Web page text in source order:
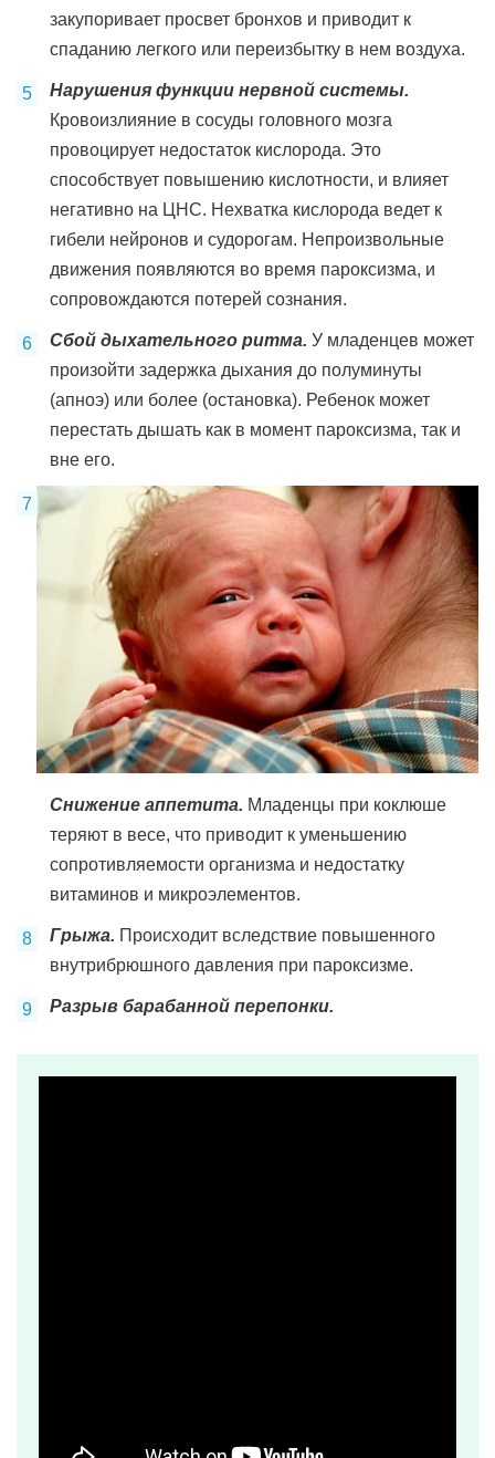
закупоривает просвет бронхов и приводит к
спаданию легкого или переизбытку в нем воздуха.
Нарушения функции нервной системы.
Кровоизлияние в сосуды головного мозга
провоцирует недостаток кислорода. Это
способствует повышению кислотности, и влияет
негативно на ЦНС. Нехватка кислорода ведет к
гибели нейронов и судорогам. Непроизвольные
движения появляются во время пароксизма, и
сопровождаются потерей сознания.
Сбой дыхательного ритма. У младенцев может
произойти задержка дыхания до полуминуты
(апноэ) или более (остановка). Ребенок может
перестать дышать как в момент пароксизма, так и
вне его.
Снижение аппетита. Младенцы при коклюше
теряют в весе, что приводит к уменьшению
сопротивляемости организма и недостатку
витаминов и микроэлементов.
Грыжа. Происходит вследствие повышенного
внутрибрюшного давления при пароксизме.
Разрыв барабанной перепонки.